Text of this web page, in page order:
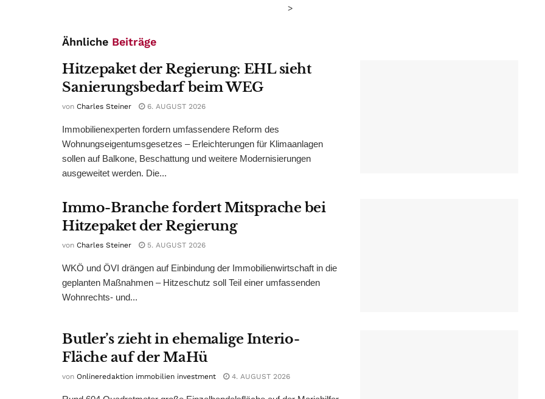
>
Ähnliche Beiträge
Hitzepaket der Regierung: EHL sieht
Sanierungsbedarf beim WEG
von Charles Steiner 6. AUGUST 2026
Immobilienexperten fordern umfassendere Reform des
Wohnungseigentumsgesetzes – Erleichterungen für Klimaanlagen
sollen auf Balkone, Beschattung und weitere Modernisierungen
ausgeweitet werden. Die...
Immo-Branche fordert Mitsprache bei
Hitzepaket der Regierung
von Charles Steiner 5. AUGUST 2026
WKÖ und ÖVI drängen auf Einbindung der Immobilienwirtschaft in die
geplanten Maßnahmen – Hitzeschutz soll Teil einer umfassenden
Wohnrechts- und...
Butler’s zieht in ehemalige Interio-
Fläche auf der MaHü
von Onlineredaktion immobilien investment 4. AUGUST 2026